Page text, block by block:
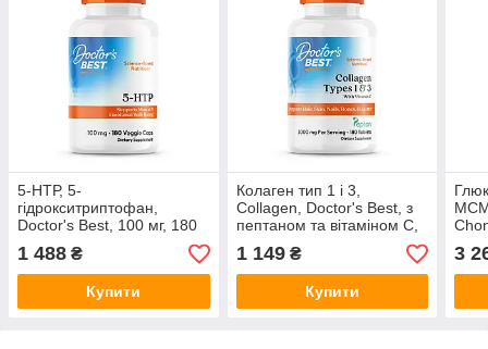
5-НТР, 5-
гідрокситриптофан,
Doctor's Best, 100 мг, 180
веганських капсул
1 488 ₴
Купити
Колаген тип 1 і 3,
Collagen, Doctor's Best, з
пептаном та вітаміном С,
1000 мг, 180 таблеток
1 149₴
Купити
3